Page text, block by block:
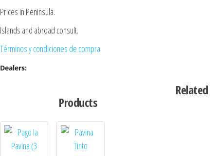
Prices in Peninsula.
Islands and abroad consult.
Términos y condiciones de compra
Dealers:
Related
Products